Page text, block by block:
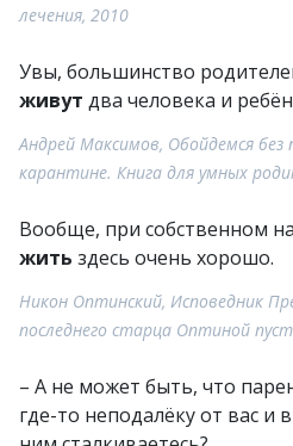
лечения, 2010
Увы, большинство
живут два человека и
Андрей Максимов, Обойдемся без
карантине. Книга для умных
Вообще, при собственном
жить здесь очень хорошо.
Никон Оптинский, Исповедник
последнего старца Оптиной
– А не может быть, что
где-то неподалёку от вас и